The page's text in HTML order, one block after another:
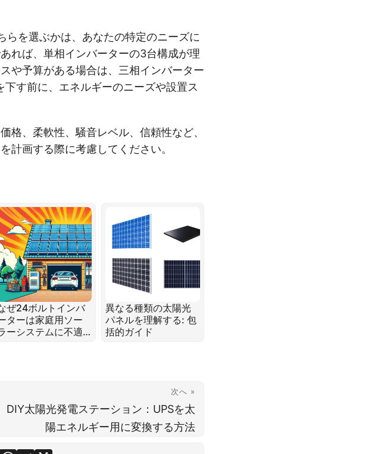
を選ぶかは、あなたの特定のニーズに
れば、単相インバーターの3台構成が理
や予算がある場合は、三相インバーター
す前に、エネルギーのニーズや設置ス
格、柔軟性、騒音レベル、信頼性など、
計画する際に考慮してください。
ぜ24ボルトインバ
ターは家庭用ソー
ーシステムに不適
異なる種類の太陽光
パネルを理解する: 包
括的ガイド
次へ »
DIY太陽光発電ステーション：UPSを太
陽エネルギー用に変換する方法